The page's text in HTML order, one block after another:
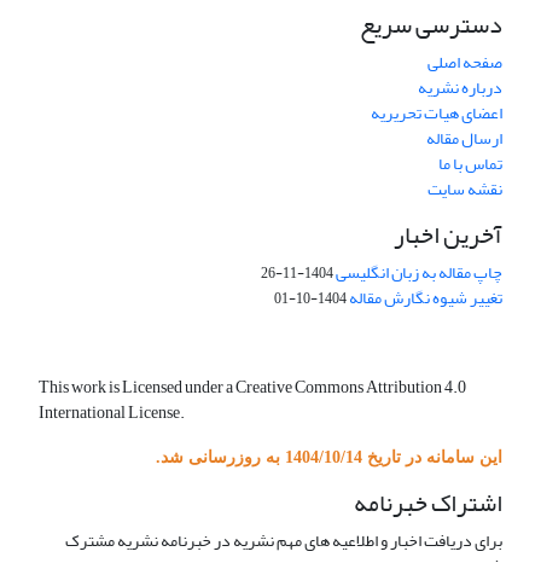
دسترسی سریع
صفحه اصلی
درباره نشریه
اعضای هیات تحریریه
ارسال مقاله
تماس با ما
نقشه سایت
آخرین اخبار
چاپ مقاله به زبان انگلیسی1404-11-26
تغییر شیوه نگارش مقاله1404-10-01
This work is Licensed under a Creative Commons Attribution 4.0
International License.
این سامانه در تاریخ 1404/10/14 به روزرسانی شد.
اشتراک خبرنامه
برای دریافت اخبار و اطلاعیه های مهم نشریه در خبرنامه نشریه مشترک